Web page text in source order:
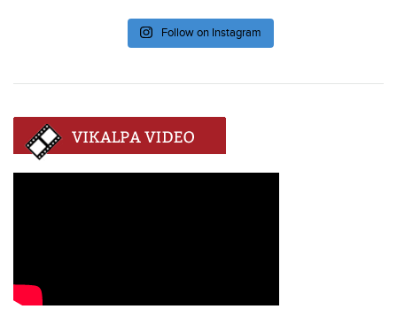
Follow on Instagram